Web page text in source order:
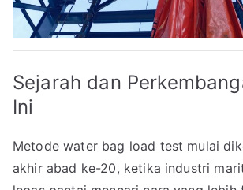
Sejarah dan
Ini
Metode water bag load test mulai
akhir abad ke-20, ketika industri